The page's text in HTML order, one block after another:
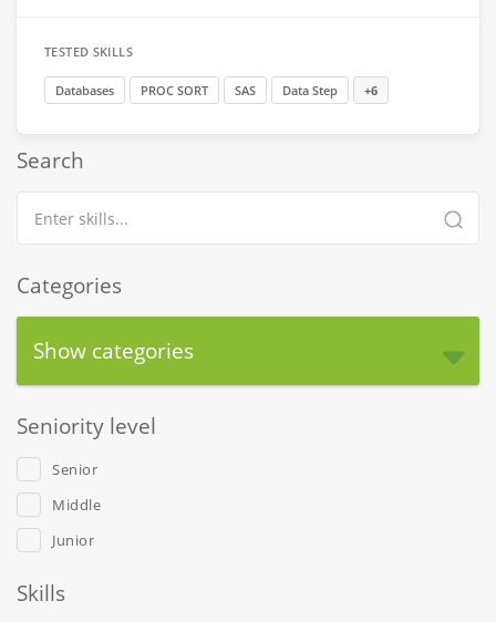
TESTED SKILLS
Databases PROC SORT SAS Data Step +6
Search
Categories
Show categories
Seniority level
Senior
Middle
Junior
Skills